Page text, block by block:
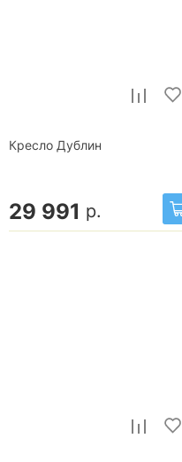
Кресло Дублин
29 991 р.